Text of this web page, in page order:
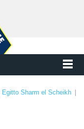
Egitto Sharm el Scheikh